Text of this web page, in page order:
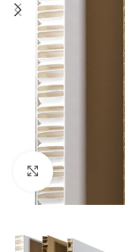
Clic para